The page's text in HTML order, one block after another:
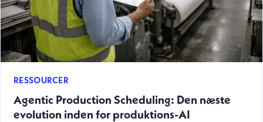
RESSOURCER
Agentic Production Scheduling: Den næste
evolution inden for produktions-AI